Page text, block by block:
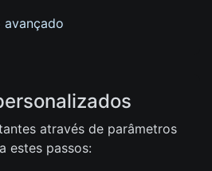
avançado
através de parâmetros
estes passos: